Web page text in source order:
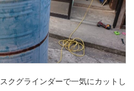
クグラインダーで一気にカットし